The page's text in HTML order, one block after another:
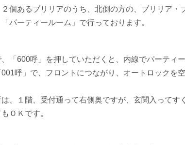
個あるブリリアのうち、北側の方の、ブリリア・
パーティールーム」で行っております。
「600呼」を押していただくと、内線でパーティ
呼」で、フロントにつながり、オートロックを
、１階、受付通って右側奥ですが、玄関入ってす
ＯＫです。